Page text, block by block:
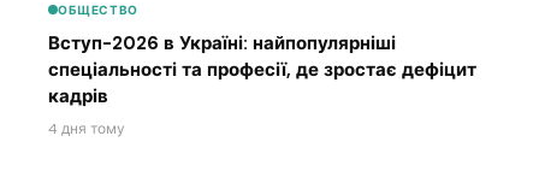
ОБЩЕСТВО
Вступ-2026 в Україні: найпопулярніші
спеціальності та професії, де зростає дефіцит
кадрів
4 дня тому